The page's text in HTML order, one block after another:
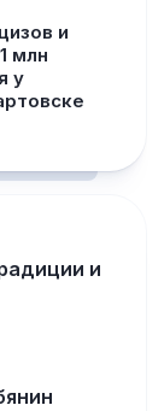
и
млн
у
и